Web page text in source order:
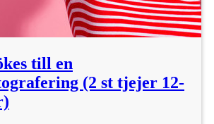
till en
(2 st tjejer 12-